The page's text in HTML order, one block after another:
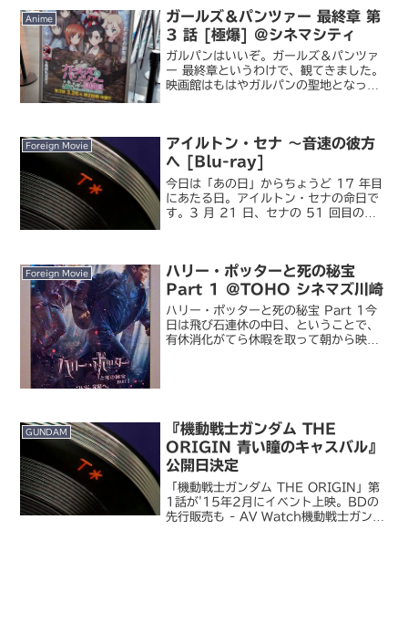
き...
Anime
ガールズ＆パンツァー 最終章 第
3 話 [極爆] @シネマシティ
ガルパンはいいぞ。ガールズ＆パンツァ
ー 最終章というわけで、観てきました。
映画館はもはやガルパンの聖地となった
沸き起こる熱の高さも含...
Foreign Movie
アイルトン・セナ ～音速の彼方
へ [Blu-ray]
今日は「あの日」からちょうど 17 年目
にあたる日。アイルトン・セナの命日で
す。3 月 21 日、セナの 51 回目の誕
速の彼...
Foreign Movie
ハリー・ポッターと死の秘宝
Part 1 @TOHO シネマズ川崎
ハリー・ポッターと死の秘宝 Part 1今
日は飛び石連休の中日、ということで、
有休消化がてら休暇を取って朝から映画
GUNDAM
『機動戦士ガンダム THE
ORIGIN 青い瞳のキャスバル』
公開日決定
「機動戦士ガンダム THE ORIGIN」第
1話が'15年2月にイベント上映。BDの
先行販売も - AV Watch機動戦士ガンダ